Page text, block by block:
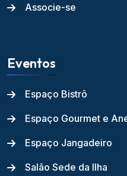
Associe-se
Eventos
Espaço Bistrô
Espaço Gourmet e
Espaço Jangadeiro
Salão Sede da Ilha